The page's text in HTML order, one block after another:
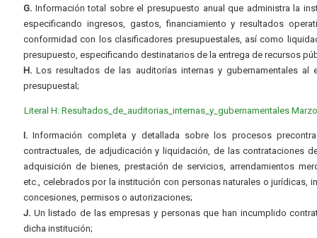
G. Información total sobre el presupuesto anual que administra la
especificando ingresos, gastos, financiamiento y resultados
conformidad con los clasificadores presupuestales, así como
presupuesto, especificando destinatarios de la entrega de recursos
H. Los resultados de las auditorías internas y gubernamentales al
presupuestal;
Literal H: Resultados_de_auditorias_internas_y_gubernamentales
I. Información completa y detallada sobre los procesos
contractuales, de adjudicación y liquidación, de las contrataciones
adquisición de bienes, prestación de servicios, arrendamientos
etc., celebrados por la institución con personas naturales o jurídicas,
concesiones, permisos o autorizaciones;
J. Un listado de las empresas y personas que han incumplido
dicha institución;